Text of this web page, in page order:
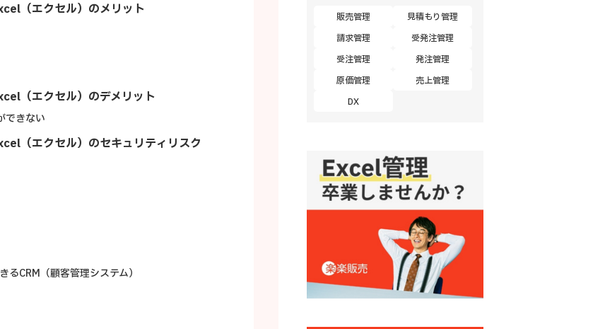
（エクセル）のメリット
（エクセル）のデメリット
できない
（エクセル）のセキュリティリスク
CRM（顧客管理システム）
販売管理
見積もり管理
請求管理
受発注管理
受注管理
発注管理
原価管理
売上管理
DX